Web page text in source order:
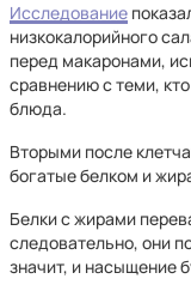
Исследование
низкокалорийного
перед макаронами,
сравнению с теми,
блюда.
Вторыми после
богатые белком и
Белки с жирами
следовательно, они
значит, и насыщение